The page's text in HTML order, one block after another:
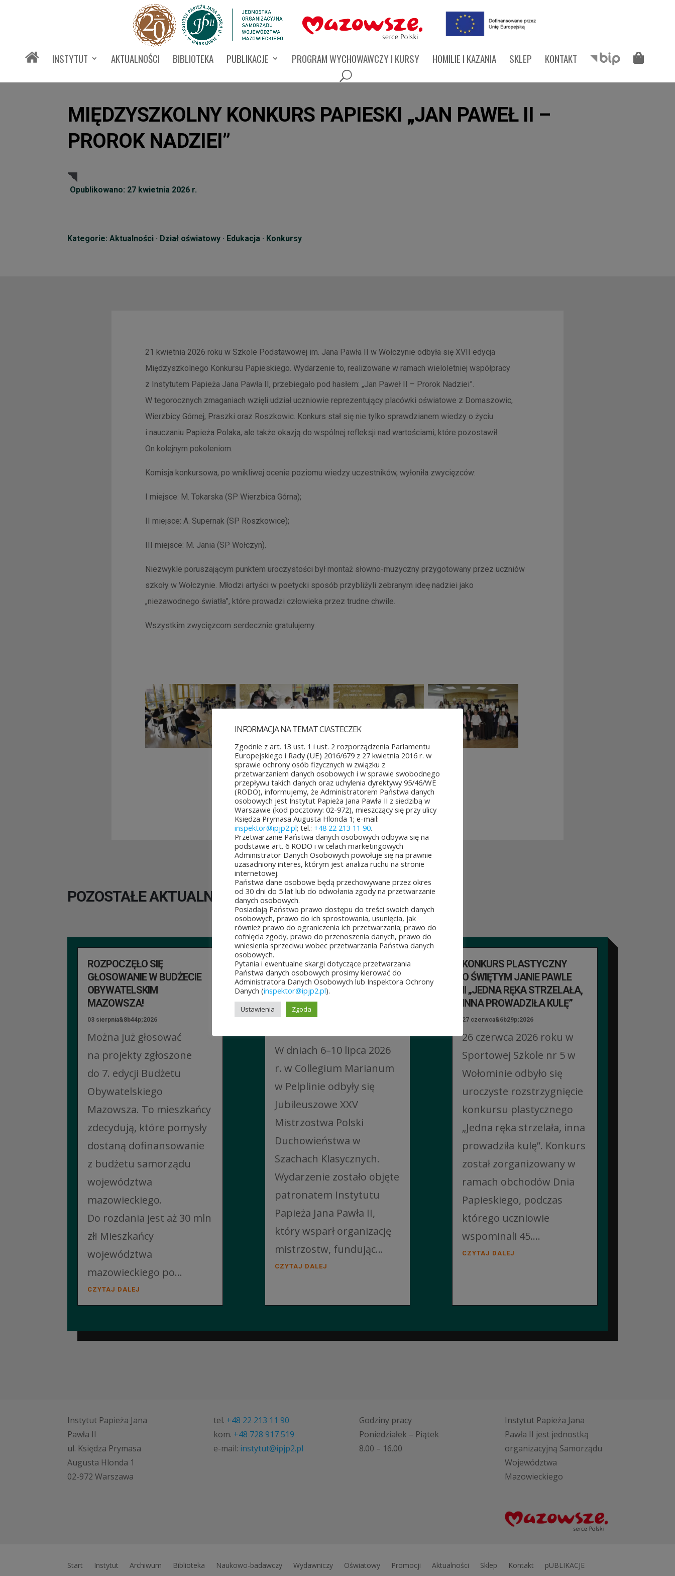
INSTYTUT AKTUALNOŚCI BIBLIOTEKA PUBLIKACJE PROGRAM WYCHOWAWCZY I KURSY HOMILIE I KAZANIA SKLEP KONTAKT
MIĘDZYSZKOLNY KONKURS PAPIESKI „JAN PAWEŁ II –
PROROK NADZIEI”
Opublikowano: 27 kwietnia 2026 r.
Kategorie:Aktualności · Dział oświatowy · Edukacja · Konkursy
21 kwietnia 2026 roku w Szkole Podstawowej im. Jana Pawła II w Wołczynie odbyła się XVII edycja
Międzyszkolnego Konkursu Papieskiego. Wydarzenie to, realizowane w ramach wieloletniej współpracy
z Instytutem Papieża Jana Pawła II, przebiegało pod hasłem: „Jan Paweł II – Prorok Nadziei”.
W tegorocznych zmaganiach wzięli udział uczniowie reprezentujący placówki oświatowe z Domaszowic,
Wierzbicy Górnej, Praszki oraz Roszkowic. Konkurs stał się nie tylko sprawdzianem wiedzy o życiu
i nauczaniu Papieża Polaka, ale także okazją do wspólnej refleksji nad wartościami, które pozostawił
On kolejnym pokoleniom.
Komisja konkursowa, po wnikliwej ocenie poziomu wiedzy uczestników, wyłoniła zwycięzców:
I miejsce: M. Tokarska (SP Wierzbica Górna);
II miejsce: A. Supernak (SP Roszkowice);
III miejsce: M. Jania (SP Wołczyn).
Niezwykle poruszającym punktem uroczystości był montaż słowno-muzyczny przygotowany przez uczniów
szkoły w Wołczynie. Młodzi artyści w poetycki sposób przybliżyli zebranym ideę nadziei jako
„niezawodnego światła”, które prowadzi człowieka przez trudne chwile.
Wszystkim zwycięzcom serdecznie gratulujemy.
POZOSTAŁE AKTUALNOŚCI
ROZPOCZĘŁO SIĘ
GŁOSOWANIE W BUDŻECIE
OBYWATELSKIM
MAZOWSZA!
03 sierpnia&8b44p;2026
Można już głosować
na projekty zgłoszone
do 7. edycji Budżetu
Obywatelskiego
Mazowsza. To mieszkańcy
zdecydują, które pomysły
dostaną dofinansowanie
z budżetu samorządu
województwa
mazowieckiego.
Do rozdania jest aż 30 mln
zł! Mieszkańcy
województwa
mazowieckiego po...
CZYTAJ DALEJ
JUBILEUSZOWE XXV
MISTRZOSTWA POLSKI
DUCHOWIEŃSTWA
W SZACHACH
KLASYCZNYCH.
W dniach 6–10 lipca 2026
r. w Collegium Marianum
w Pelplinie odbyły się
Jubileuszowe XXV
Mistrzostwa Polski
Duchowieństwa w
Szachach Klasycznych.
Wydarzenie zostało objęte
patronatem Instytutu
Papieża Jana Pawła II,
który wsparł organizację
mistrzostw, fundując...
CZYTAJ DALEJ
KONKURS PLASTYCZNY
O ŚWIĘTYM JANIE PAWLE
II „JEDNA RĘKA STRZELAŁA,
INNA PROWADZIŁA KULĘ”
27 czerwca&6b29p;2026
26 czerwca 2026 roku w
Sportowej Szkole nr 5 w
Wołominie odbyło się
uroczyste rozstrzygnięcie
konkursu plastycznego
„Jedna ręka strzelała, inna
prowadziła kulę”. Konkurs
został zorganizowany w
ramach obchodów Dnia
Papieskiego, podczas
którego uczniowie
wspominali 45....
CZYTAJ DALEJ
Instytut Papieża Jana
Pawła II
ul. Księdza Prymasa
Augusta Hlonda 1
02-972 Warszawa
tel. +48 22 213 11 90
kom. +48 728 917 519
e-mail: instytut@ipjp2.pl
Godziny pracy
Poniedziałek – Piątek
8.00 – 16.00
Instytut Papieża Jana
Pawła II jest jednostką
organizacyjną Samorządu
Województwa
Mazowieckiego
Start Instytut Archiwum Biblioteka Naukowo-badawczy Wydawniczy Oświatowy Promocji Aktualności Sklep Kontakt
pUBLIKACJE
INFORMACJA NA TEMAT CIASTECZEK
Zgodnie z art. 13 ust. 1 i ust. 2 rozporządzenia Parlamentu
Europejskiego i Rady (UE) 2016/679 z 27 kwietnia 2016 r. w
sprawie ochrony osób fizycznych w związku z
przetwarzaniem danych osobowych i w sprawie swobodnego
przepływu takich danych oraz uchylenia dyrektywy 95/46/WE
(RODO), informujemy, że Administratorem Państwa danych
osobowych jest Instytut Papieża Jana Pawła II z siedzibą w
Warszawie (kod pocztowy: 02-972), mieszczący się przy ulicy
Księdza Prymasa Augusta Hlonda 1; e-mail:
inspektor@ipjp2.pl; tel.: +48 22 213 11 90.
Przetwarzanie Państwa danych osobowych odbywa się na
podstawie art. 6 RODO i w celach marketingowych
Administrator Danych Osobowych powołuje się na prawnie
uzasadniony interes, którym jest analiza ruchu na stronie
internetowej.
Państwa dane osobowe będą przechowywane przez okres
od 30 dni do 5 lat lub do odwołania zgody na przetwarzanie
danych osobowych.
Posiadają Państwo prawo dostępu do treści swoich danych
osobowych, prawo do ich sprostowania, usunięcia, jak
również prawo do ograniczenia ich przetwarzania; prawo do
cofnięcia zgody, prawo do przenoszenia danych, prawo do
wniesienia sprzeciwu wobec przetwarzania Państwa danych
osobowych.
Pytania i ewentualne skargi dotyczące przetwarzania
Państwa danych osobowych prosimy kierować do
Administratora Danych Osobowych lub Inspektora Ochrony
Danych (inspektor@ipjp2.pl).
Ustawienia Zgoda